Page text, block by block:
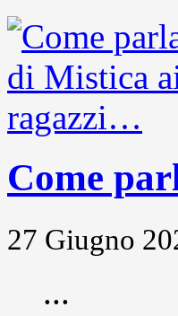
Come
27 Giugno
...